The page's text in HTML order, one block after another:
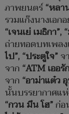
ภาพยนตร์“หลา
รวมแก๊งนางเอก
“เจนเย่ เมธิกา”, “
ถ่ายทอดบทเพลง
ไป”, “ประตูใจ”จ
จาก “ATMเออรั
จาก “อาม่าแต๋ว
นั้นบรรยากาศแ
“กวน มึน โฮ”ก่อ